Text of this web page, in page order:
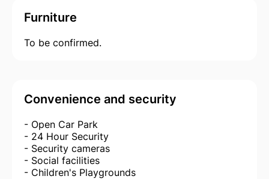
Furniture
To be confirmed.
Convenience and security
- Open Car Park
- 24 Hour Security
- Security cameras
- Social facilities
- Children's Playgrounds